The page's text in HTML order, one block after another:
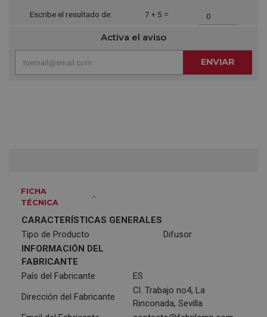
Escribe el resultado de: 7 + 5 =
Activa el aviso
ENVIAR
FICHA
TÉCNICA
CARACTERÍSTICAS GENERALES
Tipo de Producto
Difusor
INFORMACIÓN DEL
FABRICANTE
País del Fabricante
ES
Dirección del Fabricante
Cl. Trabajo no4, La
Rinconada, Sevilla